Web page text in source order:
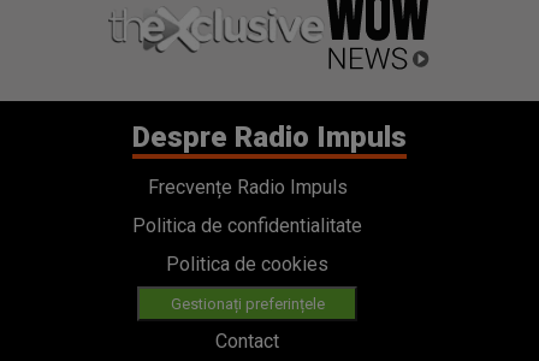
Despre Radio Impuls
Frecvențe Radio Impuls
Politica de confidentialitate
Politica de cookies
Gestionați preferințele
Contact